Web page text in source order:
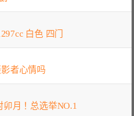
白色 四门
者心情吗
月！总选举NO.1